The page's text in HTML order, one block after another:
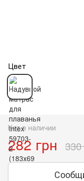
Цвет
Нет в наличии
282 грн